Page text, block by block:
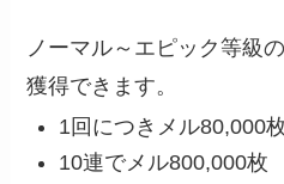
ノーマル～エピック等級
獲得できます。
1回につきメル80,000
10連でメル800,000枚